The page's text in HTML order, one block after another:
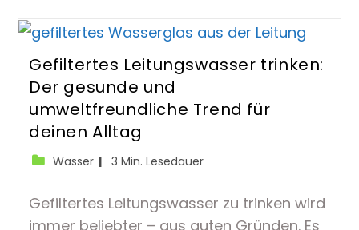
Gefiltertes Leitungswasser trinken:
Der gesunde und
umweltfreundliche Trend für
deinen Alltag
Beitrags-
Wasser Lesedauer:
3 Min. Lesedauer
Gefiltertes Leitungswasser zu trinken wird
immer beliebter – aus guten Gründen. Es